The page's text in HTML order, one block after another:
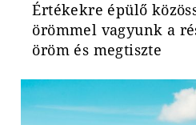
Értékekre épülő
örömmel vagyunk a
öröm és megtiszte